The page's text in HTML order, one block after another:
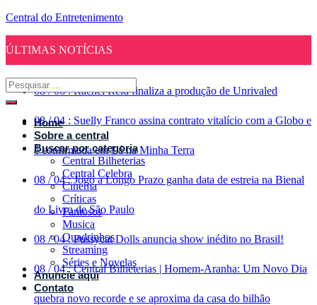
Central do Entretenimento
ÚLTIMAS NOTÍCIAS
08 / 06 : Rachel Reid finaliza a produção de Unrivaled
08 / 04 : Suelly Franco assina contrato vitalício com a Globo e
é confirmada em Lá na Minha Terra
08 / 04 : Jogo a Longo Prazo ganha data de estreia na Bienal
do Livro de São Paulo
08 / 04 : Pussycat Dolls anuncia show inédito no Brasil!
08 / 04 : Central Bilheterias | Homem-Aranha: Um Novo Dia
quebra novo recorde e se aproxima da casa do bilhão
Home
Sobre a central
Buscar por categoria
Central Bilheterias
Central Celebra
Cinema
Críticas
Famosos
Musica
Quadrinhos
Streaming
Séries e Novelas
Anuncie aqui
Contato